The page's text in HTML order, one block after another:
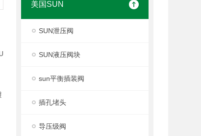
美国SUN
SUN泄压阀
SUN液压阀块
sun平衡插装阀
插孔堵头
导压级阀